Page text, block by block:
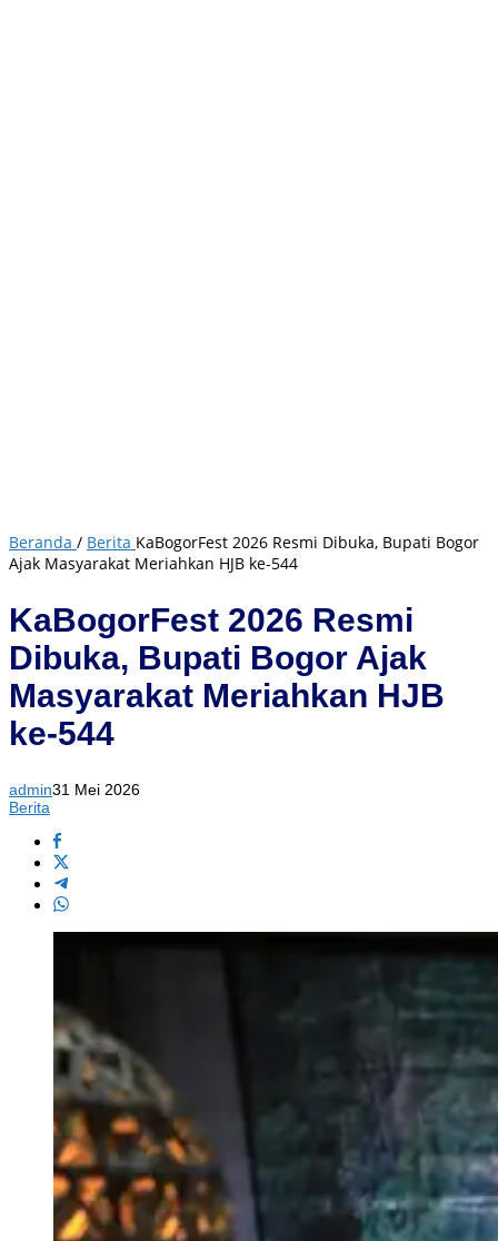
Beranda / Berita KaBogorFest 2026 Resmi Dibuka, Bupati Bogor
Ajak Masyarakat Meriahkan HJB ke-544
KaBogorFest 2026 Resmi
Dibuka, Bupati Bogor Ajak
Masyarakat Meriahkan HJB
ke-544
admin31 Mei 2026
Berita